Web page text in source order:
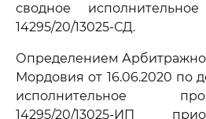
сводное
14295/20/13025-СД.
Определением
Мордовия от 16.06.2020 по
исполнительное
14295/20/13025-ИП